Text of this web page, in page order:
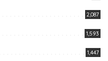
2,087
1,593
1,447